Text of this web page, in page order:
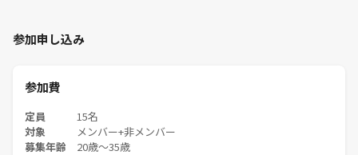
参加申し込み
参加費
定員 15名
対象 メンバー+非メンバー
募集年齢 20歳〜35歳